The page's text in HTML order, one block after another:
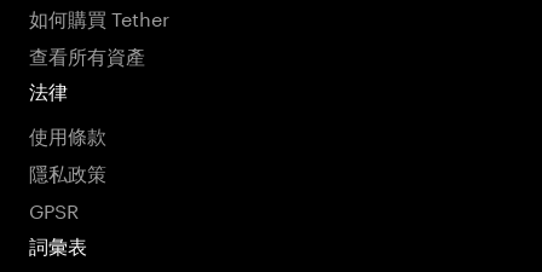
如何購買 Tether
查看所有資產
法律
使用條款
隱私政策
GPSR
詞彙表